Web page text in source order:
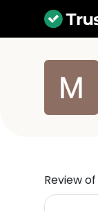
Review of